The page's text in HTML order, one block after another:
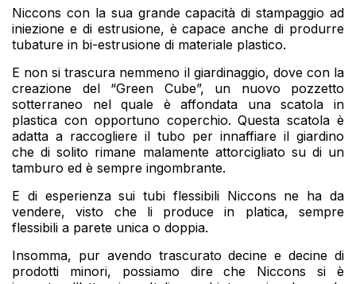
Niccons con la sua grande capacità di stampaggio ad
iniezione e di estrusione, è capace anche di produrre
tubature in bi-estrusione di materiale plastico.
E non si trascura nemmeno il giardinaggio, dove con la
creazione del “Green Cube”, un nuovo pozzetto
sotterraneo nel quale è affondata una scatola in
plastica con opportuno coperchio. Questa scatola è
adatta a raccogliere il tubo per innaffiare il giardino
che di solito rimane malamente attorcigliato su di un
tamburo ed è sempre ingombrante.
E di esperienza sui tubi flessibili Niccons ne ha da
vendere, visto che li produce in platica, sempre
flessibili a parete unica o doppia.
Insomma, pur avendo trascurato decine e decine di
prodotti minori, possiamo dire che Niccons si è